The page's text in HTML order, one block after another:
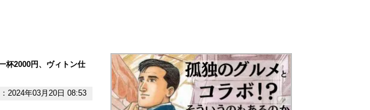
杯2000円、ヴィトン仕
2024年03月20日 08:53